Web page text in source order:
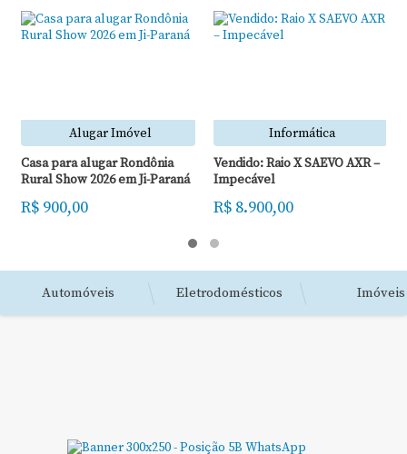
Alugar Imóvel
Casa para alugar Rondônia
Rural Show 2026 em Ji-Paraná
R$ 900,00
Informática
Vendido: Raio X SAEVO AXR –
Impecável
R$ 8.900,00
Automóveis Eletrodomésticos Imóveis